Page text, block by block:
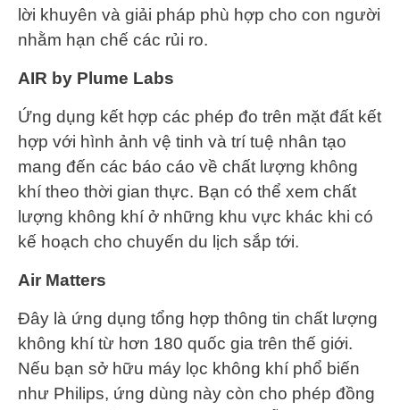
lời khuyên và giải pháp phù hợp cho con người
nhằm hạn chế các rủi ro.
AIR by Plume Labs
Ứng dụng kết hợp các phép đo trên mặt đất kết
hợp với hình ảnh vệ tinh và trí tuệ nhân tạo
mang đến các báo cáo về chất lượng không
khí theo thời gian thực. Bạn có thể xem chất
lượng không khí ở những khu vực khác khi có
kế hoạch cho chuyến du lịch sắp tới.
Air Matters
Đây là ứng dụng tổng hợp thông tin chất lượng
không khí từ hơn 180 quốc gia trên thế giới.
Nếu bạn sở hữu máy lọc không khí phổ biến
như Philips, ứng dùng này còn cho phép đồng